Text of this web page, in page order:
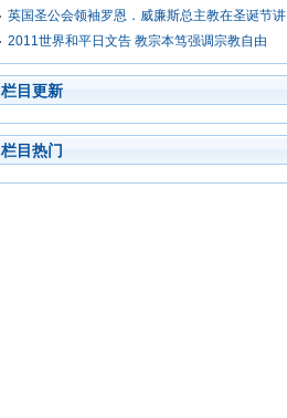
英国圣公会领袖罗恩．威廉斯总主教在圣诞节讲
2011世界和平日文告 教宗本笃强调宗教自由
栏目更新
栏目热门